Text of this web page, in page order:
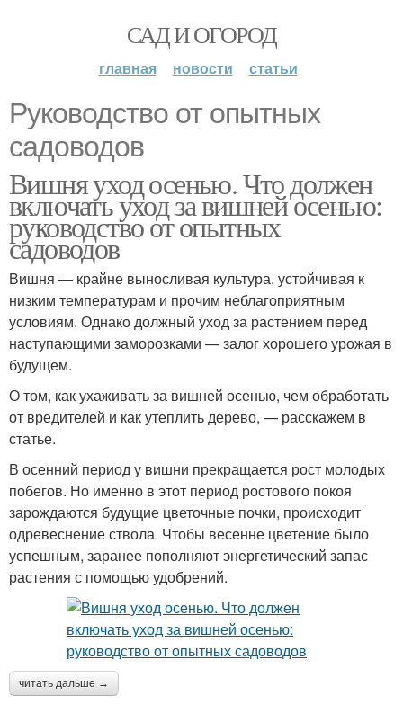
САД И ОГОРОД
главная новости статьи
Руководство от опытных
садоводов
Вишня уход осенью. Что должен
включать уход за вишней осенью:
руководство от опытных
садоводов
Вишня — крайне выносливая культура, устойчивая к
низким температурам и прочим неблагоприятным
условиям. Однако должный уход за растением перед
наступающими заморозками — залог хорошего урожая в
будущем.
О том, как ухаживать за вишней осенью, чем обработать
от вредителей и как утеплить дерево, — расскажем в
статье.
В осенний период у вишни прекращается рост молодых
побегов. Но именно в этот период ростового покоя
зарождаются будущие цветочные почки, происходит
одревеснение ствола. Чтобы весенне цветение было
успешным, заранее пополняют энергетический запас
растения с помощью удобрений.
читать дальше →